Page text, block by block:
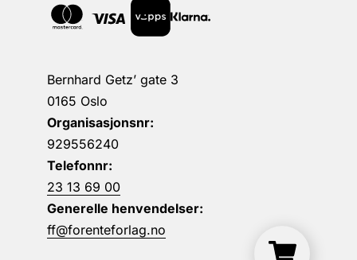
Bernhard Getz’ gate 3
0165 Oslo
Organisasjonsnr:
929556240
Telefonnr:
23 13 69 00
Generelle henvendelser:
ff@forenteforlag.no